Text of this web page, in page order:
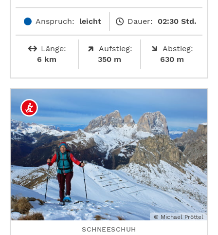
Anspruch: leicht Dauer: 02:30 Std.
Länge:
6 km
Aufstieg:
350 m
Abstieg:
630 m
© Michael Pröttel
SCHNEESCHUH